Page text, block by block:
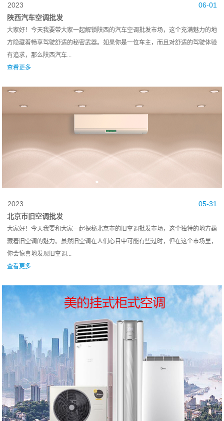
06-01
2023
陕西汽车空调批发
大家好！今天我要带大家一起解锁陕西的汽车空调批发市场，这个充满魅力的地
方隐藏着畅享驾驶舒适的秘密武器。如果你是一位车主，而且对舒适的驾驶体验
有追求，那么陕西汽车...
查看更多
05-31
2023
北京市旧空调批发
大家好！今天我要和大家一起探秘北京市的旧空调批发市场，这个独特的地方蕴
藏着旧空调的魅力。虽然旧空调在人们心目中可能有些过时，但在这个市场里，
你会惊喜地发现旧空调...
查看更多